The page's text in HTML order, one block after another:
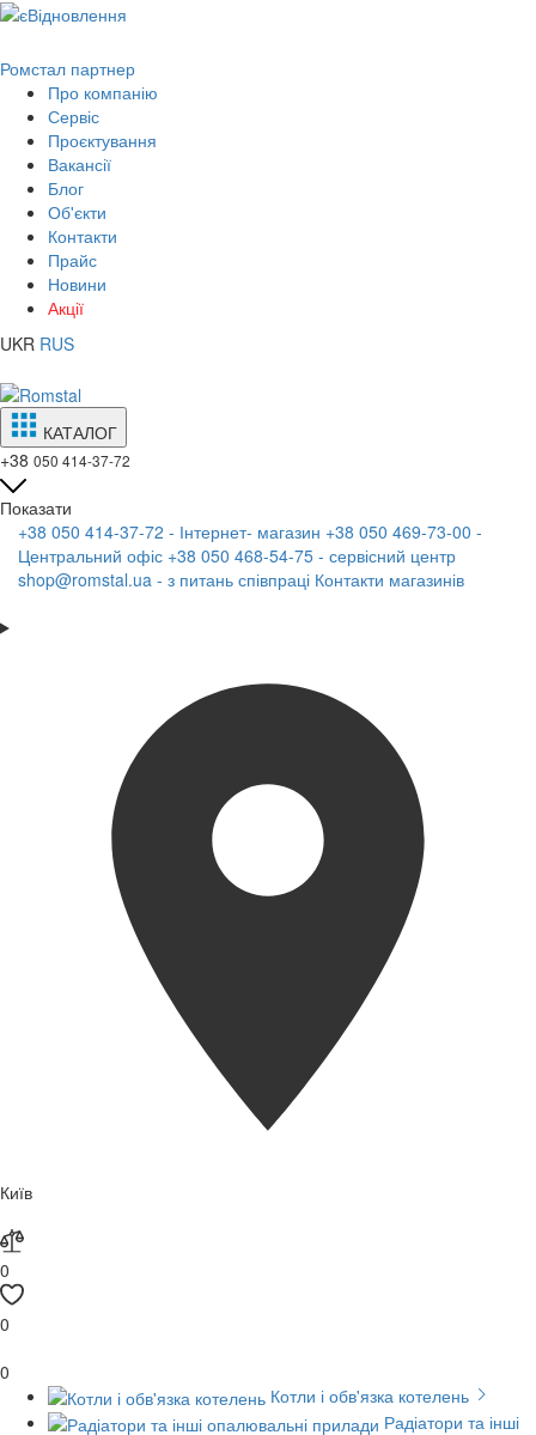
Ромстал партнер
Про компанію
Сервіс
Проєктування
Вакансії
Блог
Об'єкти
Контакти
Прайс
Новини
Акції
UKR RUS
КАТАЛОГ
+38 050 414-37-72
Показати
+38 050 414-37-72 - Інтернет- магазин +38 050 469-73-00 -
Центральний офіс +38 050 468-54-75 - сервісний центр
shop@romstal.ua - з питань співпраці Контакти магазинів
Київ
0
0
0
Котли і обв'язка котелень
Радіатори та інші